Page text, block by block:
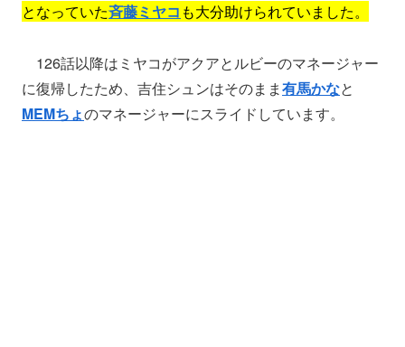
となっていた斉藤ミヤコ も大分助けられていました。
126話以降はミヤコがアクアとルビーのマネージャー
に復帰したため、吉住シュンはそのまま有馬かなと
MEMちょのマネージャーにスライドしています。